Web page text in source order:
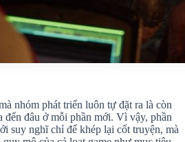
nhóm phát triển luôn tự đặt ra là còn
đến đâu ở mỗi phần mới. Vì vậy, phần
suy nghĩ chỉ để khép lại cốt truyện, mà